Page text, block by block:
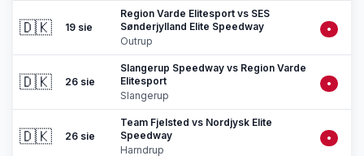
🇩🇰 19 sie
Region Varde Elitesport vs SES
Sønderjylland Elite Speedway
Outrup
•
🇩🇰 26 sie
Slangerup Speedway vs Region Varde
Elitesport
Slangerup
•
🇩🇰 26 sie
Team Fjelsted vs Nordjysk Elite
Speedway
Harndrup
•